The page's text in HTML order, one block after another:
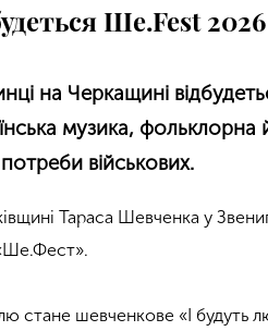
Ше.Fest
на Черкащині
музика,
військових.
Тараса Шевченка у
стане шевченкове «І будуть